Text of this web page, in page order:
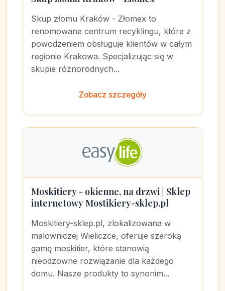
Skup złomu Kraków - Złomex to
renomowane centrum recyklingu, które z
powodzeniem obsługuje klientów w całym
regionie Krakowa. Specjalizując się w
skupie różnorodnych...
Zobacz szczegóły
Moskitiery - okienne, na drzwi | Sklep
internetowy Mostikiery-sklep.pl
Moskitiery-sklep.pl, zlokalizowana w
malowniczej Wieliczce, oferuje szeroką
gamę moskitier, które stanowią
nieodzowne rozwiązanie dla każdego
domu. Nasze produkty to synonim...